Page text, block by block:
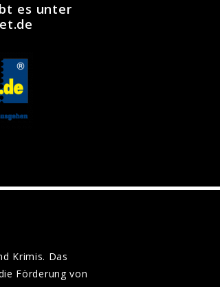
es unter
Krimis. Das
Förderung von